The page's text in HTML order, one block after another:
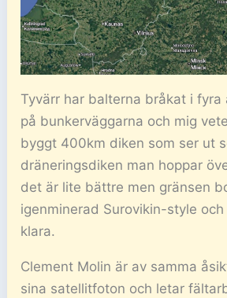
Tyvärr har balterna bråkat i fyra
på bunkerväggarna och mig
byggt 400km diken som ser ut
dräneringsdiken man hoppar
det är lite bättre men gränsen
igenminerad Surovikin-style
klara.
Clement Molin är av samma
sina satellitfoton och letar